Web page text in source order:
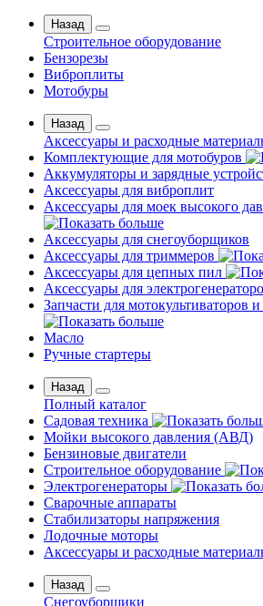
Назад
Строительное оборудование
Бензорезы
Виброплиты
Мотобуры
Назад
Аксессуары и расходные
Комплектующие для мотобуров
Аккумуляторы и зарядные
Аксессуары для виброплит
Аксессуары для моек высокого
Аксессуары для снегоуборщиков
Аксессуары для триммеров
Аксессуары для цепных пил
Аксессуары для
Запчасти для мотокультиваторов
Масло
Ручные стартеры
Назад
Полный каталог
Садовая техника
Мойки высокого давления (АВД)
Бензиновые двигатели
Строительное оборудование
Электрогенераторы
Сварочные аппараты
Стабилизаторы напряжения
Лодочные моторы
Аксессуары и расходные
Назад
Снегоуборщики